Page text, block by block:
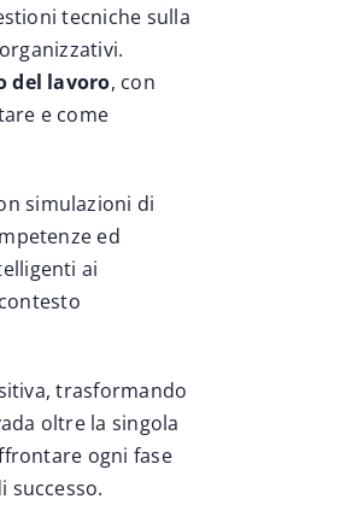
tecniche sulla
del lavoro, con
e come
simulazioni di
ed
ai
trasformando
oltre la singola
ogni fase
successo.